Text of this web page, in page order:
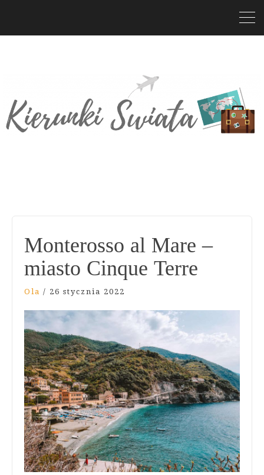
Monterosso al Mare –
miasto Cinque Terre
Ola / 26 stycznia 2022